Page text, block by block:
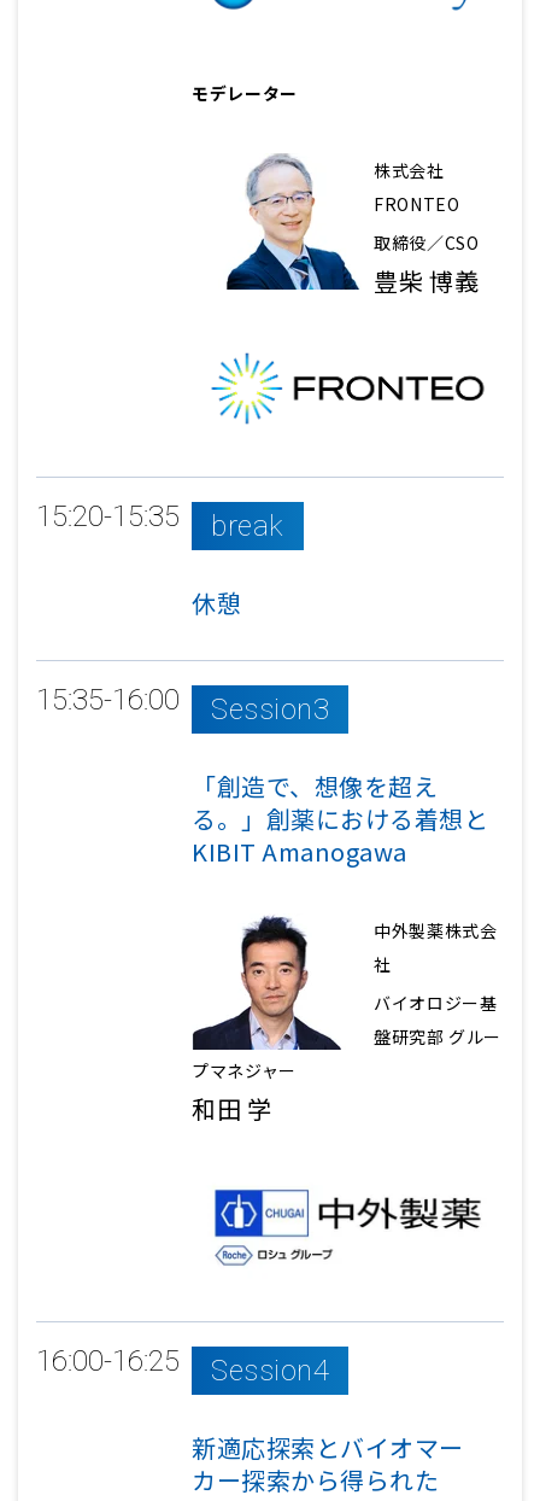
モデレーター
株式会社
FRONTEO
取締役／CSO
豊柴 博義
15:20-15:35 break
休憩
15:35-16:00 Session3
「創造で、想像を超え
る。」創薬における着想と
KIBIT Amanogawa
中外製薬株式会
社
バイオロジー基
盤研究部 グルー
プマネジャー
和田 学
16:00-16:25 Session4
新適応探索とバイオマー
カー探索から得られた